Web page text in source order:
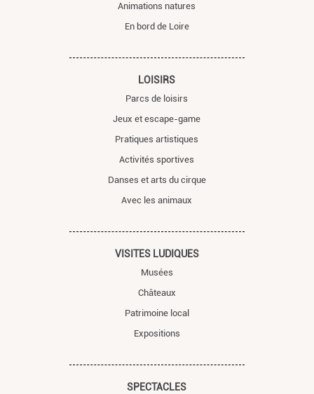
Animations natures
En bord de Loire
LOISIRS
Parcs de loisirs
Jeux et escape-game
Pratiques artistiques
Activités sportives
Danses et arts du cirque
Avec les animaux
VISITES LUDIQUES
Musées
Châteaux
Patrimoine local
Expositions
SPECTACLES